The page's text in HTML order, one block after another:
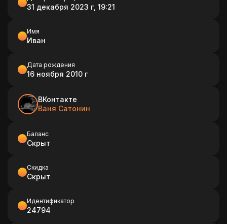
31 декабря 2023 г, 19:21
Имя
Иван
Дата рождения
16 ноября 2010 г
ВКонтакте
Ваня Сатонин
Баланс
Скрыт
Скидка
Скрыт
Идентификатор
24794